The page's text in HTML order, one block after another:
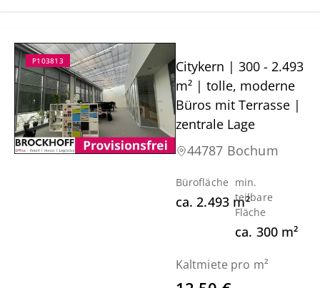
P103813
Citykern | 300 - 2.493
m² | tolle, moderne
Büros mit Terrasse |
zentrale Lage
44787 Bochum
Bürofläche
ca. 2.493 m²
min.
teilbare
Fläche
ca. 300 m²
Kaltmiete pro m²